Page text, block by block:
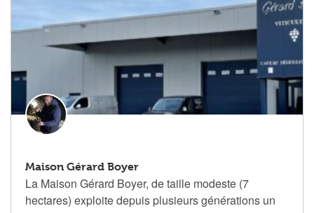
Maison Gérard Boyer
La Maison Gérard Boyer, de taille modeste (7
hectares) exploite depuis plusieurs générations un